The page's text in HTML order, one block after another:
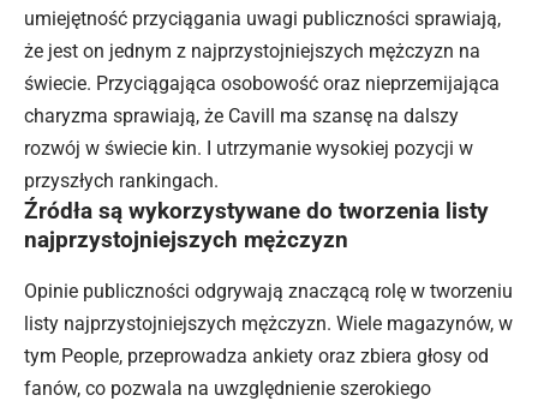
umiejętność przyciągania uwagi publiczności sprawiają,
że jest on jednym z najprzystojniejszych mężczyzn na
świecie. Przyciągająca osobowość oraz nieprzemijająca
charyzma sprawiają, że Cavill ma szansę na dalszy
rozwój w świecie kin. I utrzymanie wysokiej pozycji w
przyszłych rankingach.
Źródła są wykorzystywane do tworzenia listy
najprzystojniejszych mężczyzn
Opinie publiczności odgrywają znaczącą rolę w tworzeniu
listy najprzystojniejszych mężczyzn. Wiele magazynów, w
tym People, przeprowadza ankiety oraz zbiera głosy od
fanów, co pozwala na uwzględnienie szerokiego